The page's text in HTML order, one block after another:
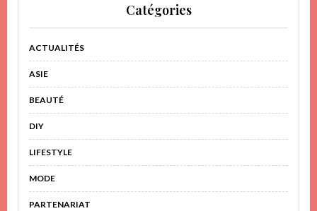
Catégories
ACTUALITÉS
ASIE
BEAUTÉ
DIY
LIFESTYLE
MODE
PARTENARIAT